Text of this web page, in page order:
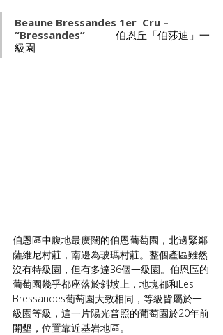
Beaune Bressandes 1er  Cru –
“Bressandes”
           伯恩丘「伯莎迪」一
級園
伯恩區中腹地最廣闊的伯恩葡萄園，北邊緊鄰
薩維尼村莊，南邊為玻瑪村莊。整個產區雖然
沒有特級園，但有多達36個一級園。伯恩區的
葡萄園幾乎都座落於斜坡上，地塊都和Les
Bressandes葡萄園大致相同，等級皆屬於一
級園等級，這一片陽光普照的葡萄園於20年前
開墾，位置靠近基岩地區。